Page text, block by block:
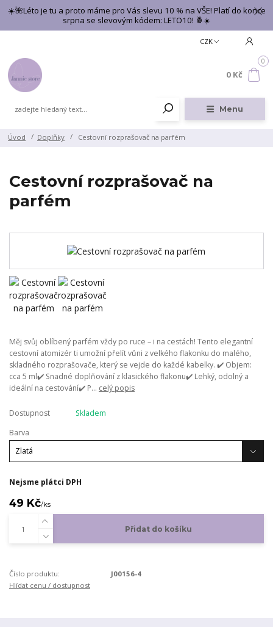
☀️🌺Léto je tu a proto máme pro Vás slevu 10 % na VŠE! Platí do konce
srpna se slevovým kódem: LETO10! 🍍☀️
Menu
CZK
0
0 Kč
Úvod Doplňky Cestovní rozprašovač na parfém
Cestovní rozprašovač na
parfém
Měj svůj oblíbený parfém vždy po ruce – i na cestách! Tento elegantní
cestovní atomizér ti umožní přelít vůni z velkého flakonku do malého,
skladného rozprašovače, který se vejde do každé kabelky. ✔️ Objem:
cca 5 ml✔️ Snadné doplňování z klasického flakonu✔️ Lehký, odolný a
ideální na cestování✔️ P... celý popis
Dostupnost
Skladem
Barva
Nejsme plátci DPH
49 Kč/ks
Přidat do košíku
Číslo produktu:
J00156-4
Hlídat cenu / dostupnost